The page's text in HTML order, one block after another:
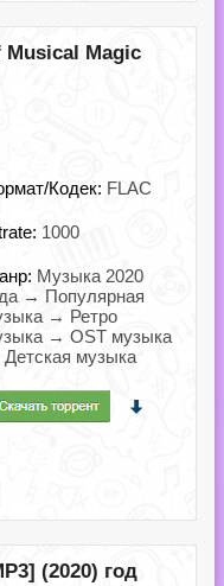
Musical Magic
Кодек: FLAC
1000
Музыка 2020
→ Популярная
→ Ретро
→ OST музыка
музыка
(2020) год